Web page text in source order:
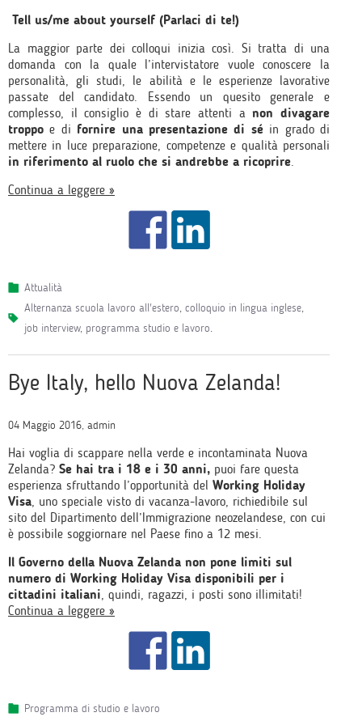
Tell us/me about yourself (Parlaci di te!)
La maggior parte dei colloqui inizia così. Si tratta di una
domanda con la quale l’intervistatore vuole conoscere la
personalità, gli studi, le abilità e le esperienze lavorative
passate del candidato. Essendo un quesito generale e
complesso, il consiglio è di stare attenti anon divagare
troppo e di fornire una presentazione di séin grado di
mettere in luce preparazione, competenze e qualità personali
in riferimento al ruolo che si andrebbe a ricoprire.
Continua a leggere »
Attualità
alternanza scuola lavoro all'estero, colloquio in lingua inglese,
job interview, programma studio e lavoro.
Bye Italy, hello Nuova Zelanda!
04 Maggio 2016, admin
Hai voglia di scappare nella verde e incontaminata Nuova
Zelanda? Se hai tra i 18 e i 30 anni, puoi fare questa
esperienza sfruttando l’opportunità del Working Holiday
Visa, uno speciale visto di vacanza-lavoro, richiedibile sul
sito del Dipartimento dell’Immigrazione neozelandese, con cui
è possibile soggiornare nel Paese fino a 12 mesi.
Il Governo della Nuova Zelanda non pone limiti sul
numero di Working Holiday Visa disponibili per i
cittadini italiani, quindi, ragazzi, i posti sono illimitati!
Continua a leggere »
Programma di studio e lavoro